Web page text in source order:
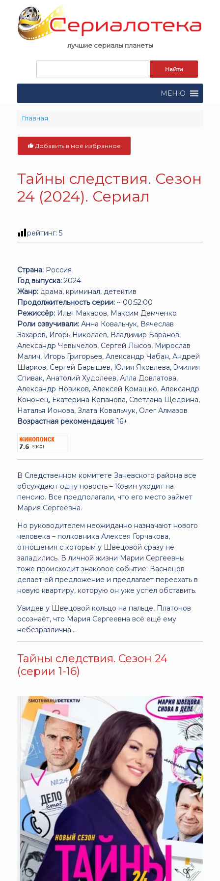
content
лучшие сериалы планеты
поиска:
МЕНЮ
Главная
Добавить в моё избранное
Тайны следствия. Сезон
24 (2024). Сериал
рейтинг: 5
Страна: Россия
Год выпуска: 2024
Жанр: драма, криминал, детектив
Продолжительность серии: ~ 00:52:00
Режиссёр: Илья Макаров, Максим Демченко
Роли озвучивали: Анна Ковальчук, Вячеслав
Захаров, Игорь Николаев, Владимир Баранов,
Александр Чевычелов, Сергей Лысов, Мирослав
Малич, Игорь Григорьев, Александр Чабан, Андрей
Шарков, Сергей Барышев, Юлия Яковлева, Эмилия
Спивак, Анатолий Худолеев, Алла Довлатова,
Александр Новиков, Алексей Комашко, Александр
Кононец, Екатерина Копанова, Светлана Щедрина,
Наталья Ионова, Злата Ковальчук, Олег Алмазов
Возрастная рекомендация: 16+
В Следственном комитете Заневского района все
обсуждают одну новость – Ковин уходит на
пенсию. Все предполагали, что его место займет
Мария Сергеевна.
Но руководителем неожиданно назначают нового
человека – полковника Алексея Горчакова,
отношения с которым у Швецовой сразу не
заладились. В личной жизни Марии Сергеевны
тоже происходит знаковое событие: Васнецов
делает ей предложение и предлагает переехать в
новую квартиру, которую он уже успел обставить.
Увидев у Швецовой кольцо на пальце, Платонов
осознаёт, что Мария Сергеевна всё ещё ему
небезразлична…
Тайны следствия. Сезон 24
(серии 1-16)